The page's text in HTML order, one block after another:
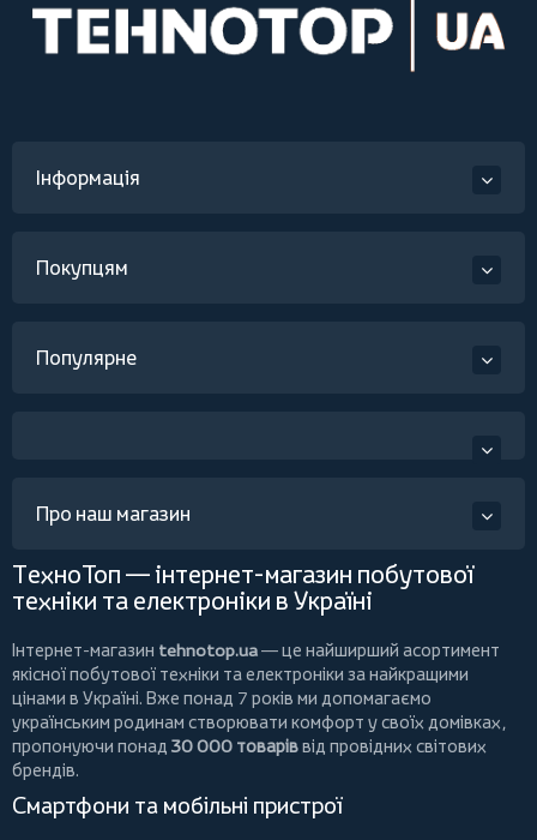
Інформація
Покупцям
Популярне
Про наш магазин
ТехноТоп — інтернет-магазин побутової
техніки та електроніки в Україні
Інтернет-магазин tehnotop.ua— це найширший асортимент
якісної побутової техніки та електроніки за найкращими
цінами в Україні. Вже понад 7 років ми допомагаємо
українським родинам створювати комфорт у своїх домівках,
пропонуючи понад 30 000 товаріввід провідних світових
брендів.
Смартфони та мобільні пристрої